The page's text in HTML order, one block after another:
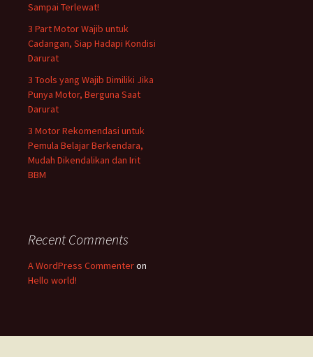
Sampai Terlewat!
3 Part Motor Wajib untuk
Cadangan, Siap Hadapi Kondisi
Darurat
3 Tools yang Wajib Dimiliki Jika
Punya Motor, Berguna Saat
Darurat
3 Motor Rekomendasi untuk
Pemula Belajar Berkendara,
Mudah Dikendalikan dan Irit
BBM
Recent Comments
A WordPress Commenteron
Hello world!